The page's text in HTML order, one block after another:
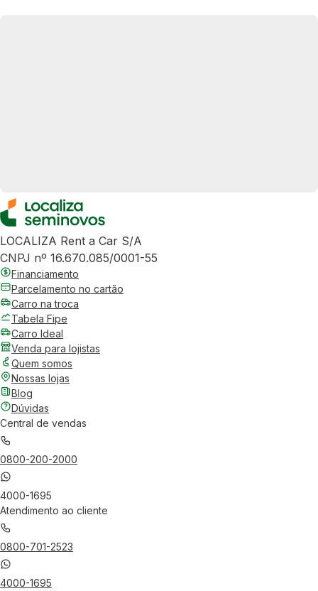
LOCALIZA Rent a Car S/A
CNPJ nº 16.670.085/0001-55
Financiamento
Parcelamento no cartão
Carro na troca
Tabela Fipe
Carro Ideal
Venda para lojistas
Quem somos
Nossas lojas
Blog
Dúvidas
Central de vendas
0800-200-2000
4000-1695
Atendimento ao cliente
0800-701-2523
4000-1695